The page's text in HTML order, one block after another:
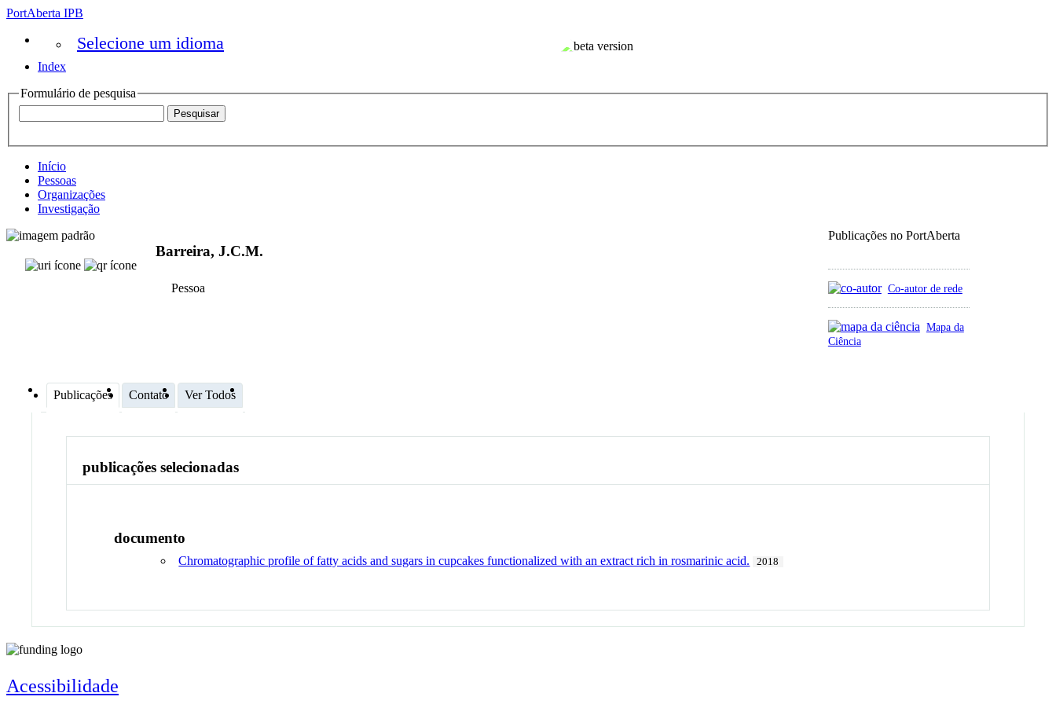
PortAberta IPB
Selecione um idioma
Index
Formulário de pesquisa
Início
Pessoas
Organizações
Investigação
Publicações no PortAberta
Co-autor de rede
Mapa da
Ciência
Barreira, J.C.M.
Pessoa
Publicações Contato Ver Todos
publicações selecionadas
documento
Chromatographic profile of fatty acids and sugars in cupcakes functionalized with an extract rich in rosmarinic acid. 2018
Acessibilidade